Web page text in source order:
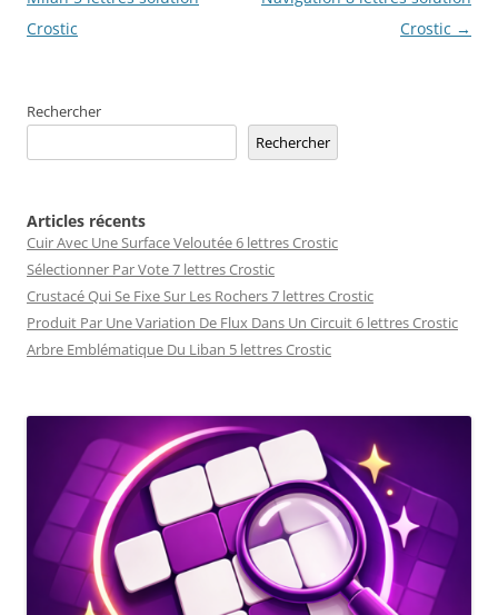
articles
Crostic
Crostic →
Rechercher
Rechercher
Articles récents
Cuir Avec Une Surface Veloutée 6 lettres Crostic
Sélectionner Par Vote 7 lettres Crostic
Crustacé Qui Se Fixe Sur Les Rochers 7 lettres Crostic
Produit Par Une Variation De Flux Dans Un Circuit 6 lettres Crostic
Arbre Emblématique Du Liban 5 lettres Crostic